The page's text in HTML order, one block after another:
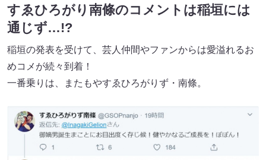
すゑひろがり南條のコメントは稲垣には
通じず…!?
稲垣の発表を受けて、芸人仲間やファンからは愛溢れるお
めコメが続々到着！
一番乗りは、またもやすゑひろがりず・南條。